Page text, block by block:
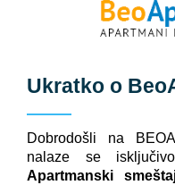
Ukratko o
Dobrodošli na
nalaze se
Apartmanski